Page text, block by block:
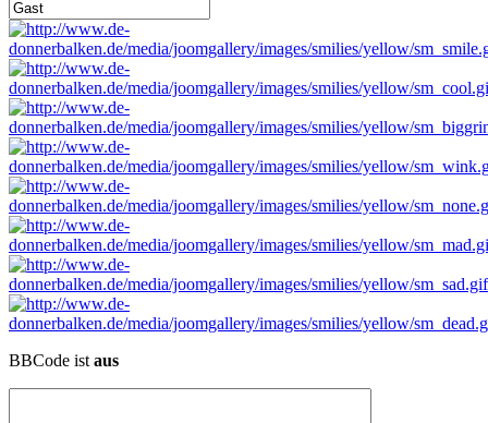
BBCode ist aus